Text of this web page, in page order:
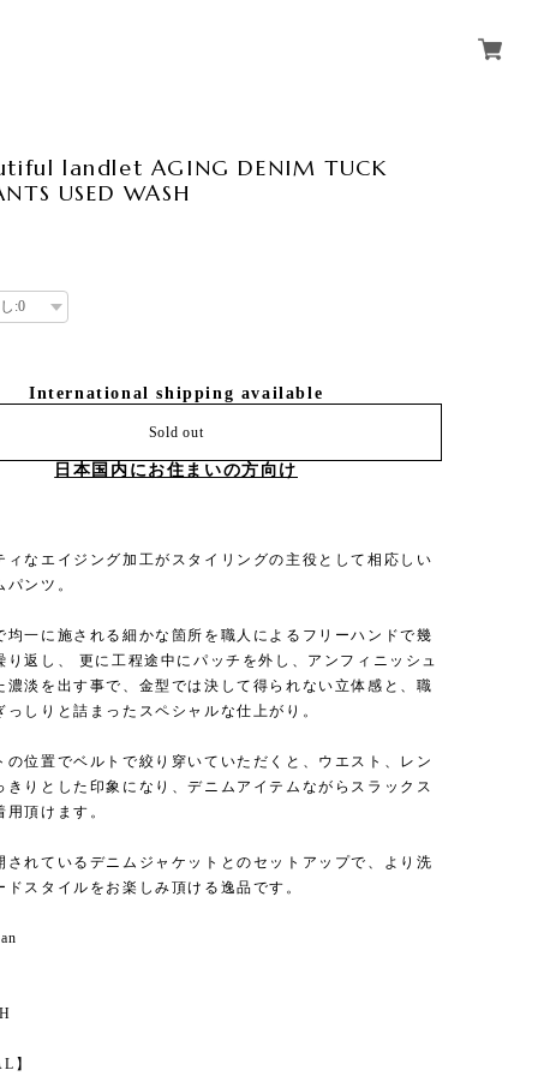
landlet AGING DENIM TUCK
USED WASH
International shipping available
Sold out
日本国内にお住まいの方向け
ィなエイジング加工がスタイリングの主役として相応しい
ンツ。
均一に施される細かな箇所を職人によるフリーハンドで幾
り返し、 更に工程途中にパッチを外し、アンフィニッシュ
濃淡を出す事で、金型では決して得られない立体感と、職
っしりと詰まったスペシャルな仕上がり。
の位置でベルトで絞り穿いていただくと、ウエスト、レン
きりとした印象になり、デニムアイテムながらスラックス
頂けます。
されているデニムジャケットとのセットアップで、より洗
ドスタイルをお楽しみ頂ける逸品です。
】